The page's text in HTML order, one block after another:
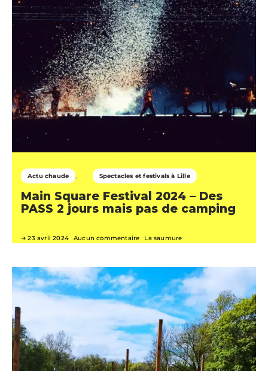
Actu chaude Spectacles et festivals à Lille
Main Square Festival 2024 – Des
PASS 2 jours mais pas de camping
23 avril 2024 Aucun commentaire La saumure